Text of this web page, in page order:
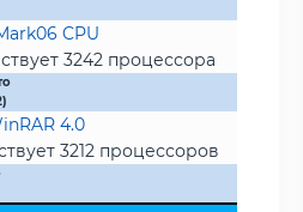
CPU
3242 процессора
4.0
3212 процессоров